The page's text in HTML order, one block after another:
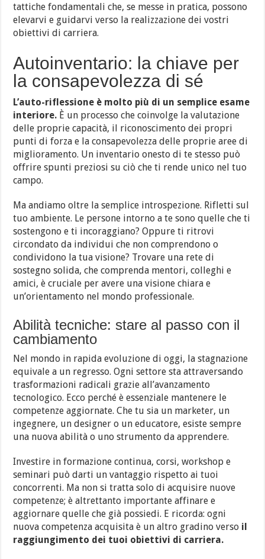
tattiche fondamentali che, se messe in pratica, possono
elevarvi e guidarvi verso la realizzazione dei vostri
obiettivi di carriera.
Autoinventario: la chiave per
la consapevolezza di sé
L’auto-riflessione è molto più di un semplice esame
interiore. È un processo che coinvolge la valutazione
delle proprie capacità, il riconoscimento dei propri
punti di forza e la consapevolezza delle proprie aree di
miglioramento. Un inventario onesto di te stesso può
offrire spunti preziosi su ciò che ti rende unico nel tuo
campo.
Ma andiamo oltre la semplice introspezione. Rifletti sul
tuo ambiente. Le persone intorno a te sono quelle che ti
sostengono e ti incoraggiano? Oppure ti ritrovi
circondato da individui che non comprendono o
condividono la tua visione? Trovare una rete di
sostegno solida, che comprenda mentori, colleghi e
amici, è cruciale per avere una visione chiara e
un’orientamento nel mondo professionale.
Abilità tecniche: stare al passo con il
cambiamento
Nel mondo in rapida evoluzione di oggi, la stagnazione
equivale a un regresso. Ogni settore sta attraversando
trasformazioni radicali grazie all’avanzamento
tecnologico. Ecco perché è essenziale mantenere le
competenze aggiornate. Che tu sia un marketer, un
ingegnere, un designer o un educatore, esiste sempre
una nuova abilità o uno strumento da apprendere.
Investire in formazione continua, corsi, workshop e
seminari può darti un vantaggio rispetto ai tuoi
concorrenti. Ma non si tratta solo di acquisire nuove
competenze; è altrettanto importante affinare e
aggiornare quelle che già possiedi. E ricorda: ogni
nuova competenza acquisita è un altro gradino verso il
raggiungimento dei tuoi obiettivi di carriera.